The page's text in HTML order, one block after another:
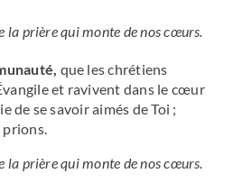
la prière qui monte de nos cœurs.
que les chrétiens
et ravivent dans le cœur
de se savoir aimés de Toi ;
la prière qui monte de nos cœurs.